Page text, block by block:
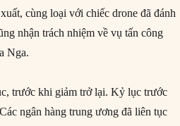
cùng loại với chiếc drone đã đánh
nhận trách nhiệm về vụ tấn công
Nga.
trước khi giảm trở lại. Kỷ lục trước
ngân hàng trung ương đã liên tục